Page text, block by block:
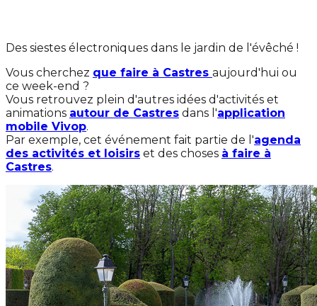
Des siestes électroniques dans le jardin de l'évêché !
Vous cherchez que faire à Castres aujourd'hui ou
ce week-end ?
Vous retrouvez plein d'autres idées d'activités et
animations autour de Castres dans l'application
mobile Vivop.
Par exemple, cet événement fait partie de l'agenda
des activités et loisirs et des choses à faire à
Castres.